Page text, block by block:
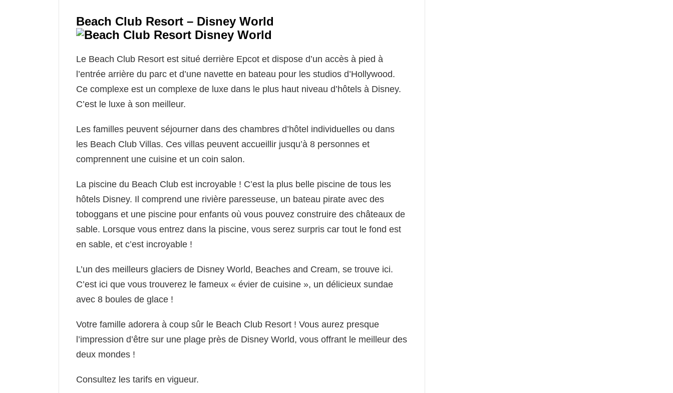
Beach Club Resort – Disney World
Le Beach Club Resort est situé derrière Epcot et dispose d’un accès à pied à
l’entrée arrière du parc et d’une navette en bateau pour les studios d’Hollywood.
Ce complexe est un complexe de luxe dans le plus haut niveau d’hôtels à Disney.
C’est le luxe à son meilleur.
Les familles peuvent séjourner dans des chambres d’hôtel individuelles ou dans
les Beach Club Villas. Ces villas peuvent accueillir jusqu’à 8 personnes et
comprennent une cuisine et un coin salon.
La piscine du Beach Club est incroyable ! C’est la plus belle piscine de tous les
hôtels Disney. Il comprend une rivière paresseuse, un bateau pirate avec des
toboggans et une piscine pour enfants où vous pouvez construire des châteaux de
sable. Lorsque vous entrez dans la piscine, vous serez surpris car tout le fond est
en sable, et c’est incroyable !
L’un des meilleurs glaciers de Disney World, Beaches and Cream, se trouve ici.
C’est ici que vous trouverez le fameux « évier de cuisine », un délicieux sundae
avec 8 boules de glace !
Votre famille adorera à coup sûr le Beach Club Resort ! Vous aurez presque
l’impression d’être sur une plage près de Disney World, vous offrant le meilleur des
deux mondes !
Consultez les tarifs en vigueur.